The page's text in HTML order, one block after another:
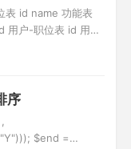
表 id name 功能表
用户-职位表 id 用户
用户所能使用的功能
序
$end =